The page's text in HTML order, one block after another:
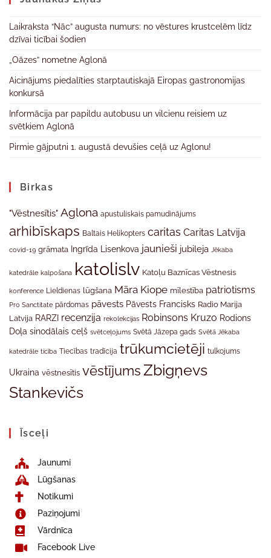
Laikraksta “Nāc” augusta numurs: no vēstures krustcelēm līdz
dzīvai ticībai šodien
„Oāzes” nometne Aglonā
Aicinājums piedalīties starptautiskajā Eiropas gastronomijas
konkursā
Informācija par papildu autobusu un vilcienu reisiem uz
svētkiem Aglonā
Pirmie gājputni 1. augustā devušies ceļā uz Aglonu!
Birkas
"Vēstnesītis" Aglona apustuliskais pamudinājums
arhibīskaps Baltais Helikopters caritas Caritas Latvija
covid-19 grāmata Ingrīda Lisenkova jaunieši jubileja Jēkaba
katedrāle kalpošana katolislv Katoļu Baznīcas Vēstnesis
konference Lieldienas lūgšana Māra Kiope mīlestība patriotisms
Pro Sanctitate pārdomas pāvests Pāvests Francisks Radio Marija
Latvija RARZI recenzija rekolekcijas Robinsons Kruzo Rodions
Doļa sinodālais ceļš svētceļojums Svētā Jāzepa gads Svētā Jēkaba
katedrāle ticība Tiecības tradīcija trūkumcietēji tulkojums
Ukraina vēstnesītis vēstījumsZbigņevs
Stankevičs
Īsceļi
Jaunumi
Lūgšanas
Notikumi
Paziņojumi
Vārdnīca
Facebook Live